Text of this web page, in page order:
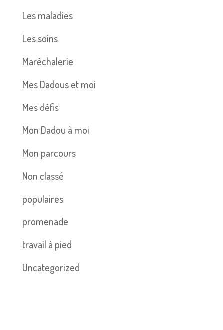
Les maladies
Les soins
Maréchalerie
Mes Dadous et moi
Mes défis
Mon Dadou à moi
Mon parcours
Non classé
populaires
promenade
travail à pied
Uncategorized